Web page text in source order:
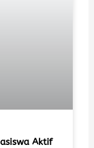
Aktif